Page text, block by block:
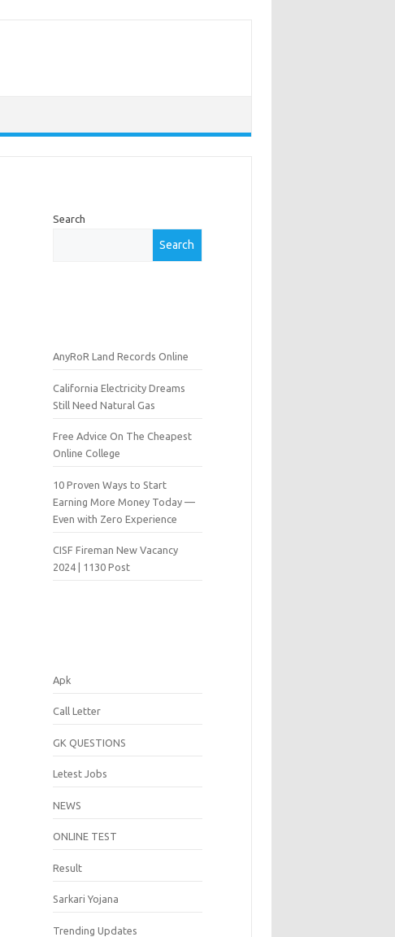
Search
Search
AnyRoR Land Records Online
California Electricity Dreams
Still Need Natural Gas
Free Advice On The Cheapest
Online College
10 Proven Ways to Start
Earning More Money Today —
Even with Zero Experience
CISF Fireman New Vacancy
2024 | 1130 Post
Apk
Call Letter
GK QUESTIONS
Letest Jobs
NEWS
ONLINE TEST
Result
Sarkari Yojana
Trending Updates